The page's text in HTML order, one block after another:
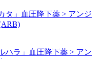
タ」
血圧降下薬 > アンジ
ハラ」
血圧降下薬 > アン